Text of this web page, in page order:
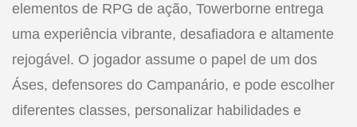
elementos de RPG de ação, Towerborne entrega
uma experiência vibrante, desafiadora e altamente
rejogável. O jogador assume o papel de um dos
Áses, defensores do Campanário, e pode escolher
diferentes classes, personalizar habilidades e